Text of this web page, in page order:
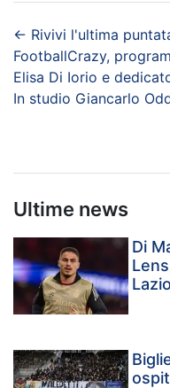
← Rivivi l'ultima
FootballCrazy,
Elisa Di Iorio e
In studio Giancarlo
Ultime news
Di